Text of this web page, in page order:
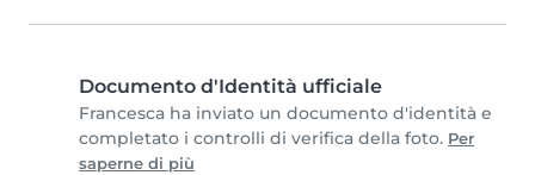
Documento d'Identità ufficiale
Francesca ha inviato un documento d'identità e
completato i controlli di verifica della foto. Per
saperne di più